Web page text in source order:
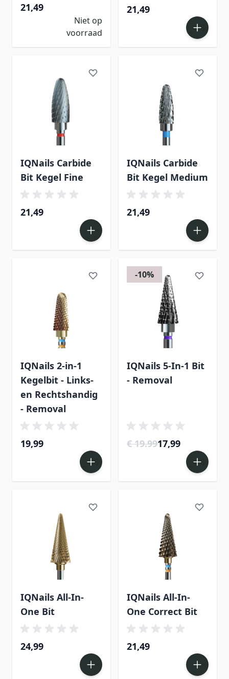
21,49
Niet op
voorraad
21,49
IQNails Carbide
Bit Kegel Fine
21,49
IQNails Carbide
Bit Kegel Medium
21,49
IQNails 2-in-1
Kegelbit - Links-
en Rechtshandig
- Removal
19,99
-10%
IQNails 5-In-1 Bit
- Removal
€ 19.9917,99
IQNails All-In-
One Bit
24,99
IQNails All-In-
One Correct Bit
21,49